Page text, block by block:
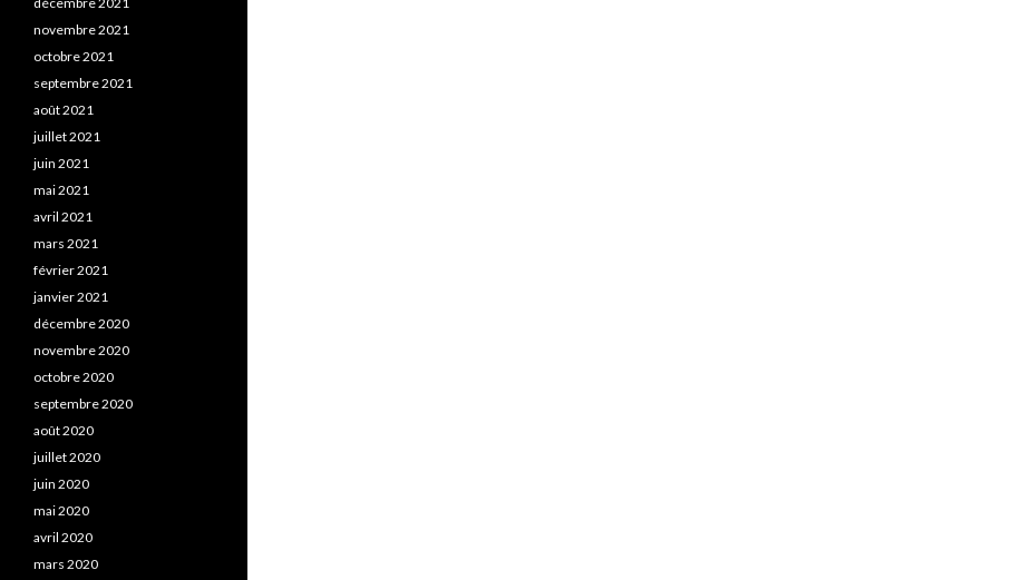
novembre 2021
octobre 2021
septembre 2021
août 2021
juillet 2021
juin 2021
mai 2021
avril 2021
mars 2021
février 2021
janvier 2021
décembre 2020
novembre 2020
octobre 2020
septembre 2020
août 2020
juillet 2020
juin 2020
mai 2020
avril 2020
mars 2020